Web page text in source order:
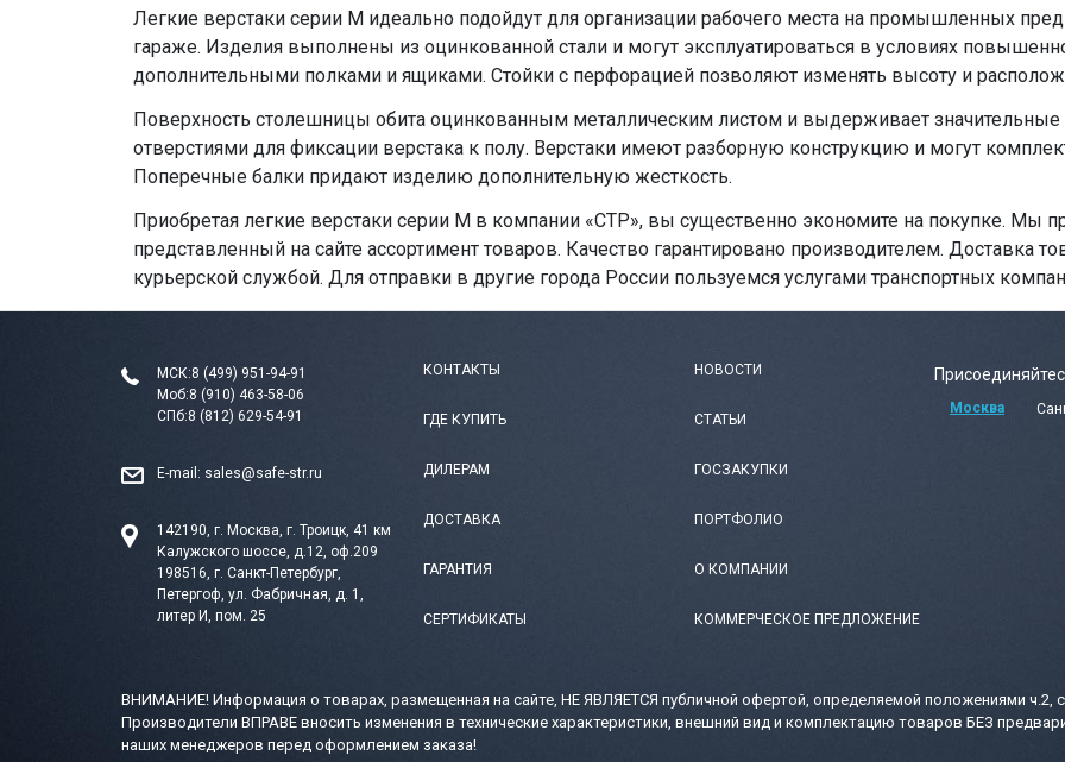
Легкие верстаки серии М идеально подойдут для организации рабочего места на промышленных
гараже. Изделия выполнены из оцинкованной стали и могут эксплуатироваться в условиях
дополнительными полками и ящиками. Стойки с перфорацией позволяют изменять высоту и
Поверхность столешницы обита оцинкованным металлическим листом и выдерживает
отверстиями для фиксации верстака к полу. Верстаки имеют разборную конструкцию и могут
Поперечные балки придают изделию дополнительную жесткость.
Приобретая легкие верстаки серии М в компании «СТР», вы существенно экономите на покупке. Мы
представленный на сайте ассортимент товаров. Качество гарантировано производителем. Доставка
курьерской службой. Для отправки в другие города России пользуемся услугами транспортных
МСК:8 (499) 951-94-91
Моб:8 (910) 463-58-06
СПб:8 (812) 629-54-91
E-mail: sales@safe-str.ru
142190, г. Москва, г. Троицк, 41 км
Калужского шоссе, д.12, оф.209
198516, г. Санкт-Петербург,
Петергоф, ул. Фабричная, д. 1,
литер И, пом. 25
КОНТАКТЫ
ГДЕ КУПИТЬ
ДИЛЕРАМ
ДОСТАВКА
ГАРАНТИЯ
СЕРТИФИКАТЫ
НОВОСТИ
СТАТЬИ
ГОСЗАКУПКИ
ПОРТФОЛИО
О КОМПАНИИ
КОММЕРЧЕСКОЕ ПРЕДЛОЖЕНИЕ
Москва
ВНИМАНИЕ! Информация о товарах, размещенная на сайте, НЕ ЯВЛЯЕТСЯ публичной офертой, определяемой положениями ч.2,
Производители ВПРАВЕ вносить изменения в технические характеристики, внешний вид и комплектацию товаров БЕЗ
наших менеджеров перед оформлением заказа!